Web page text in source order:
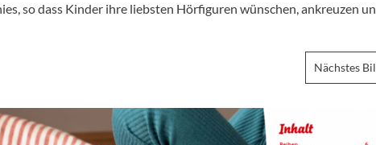
so dass Kinder ihre liebsten Hörfiguren wünschen, ankreuzen
Nächstes